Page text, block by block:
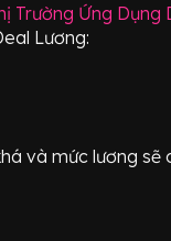
Trường Ứng
Lương:
và mức lương sẽ